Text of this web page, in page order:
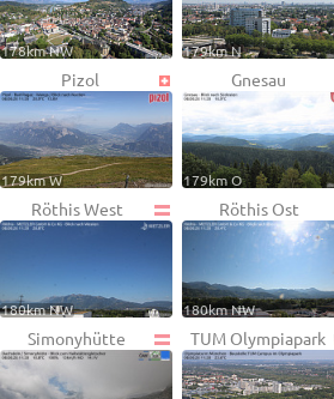
178km NW 179km N
Pizol
179km W
Gnesau
179km O
Röthis West
180km NW
Röthis Ost
180km NW
Simonyhütte TUM Olympiapark